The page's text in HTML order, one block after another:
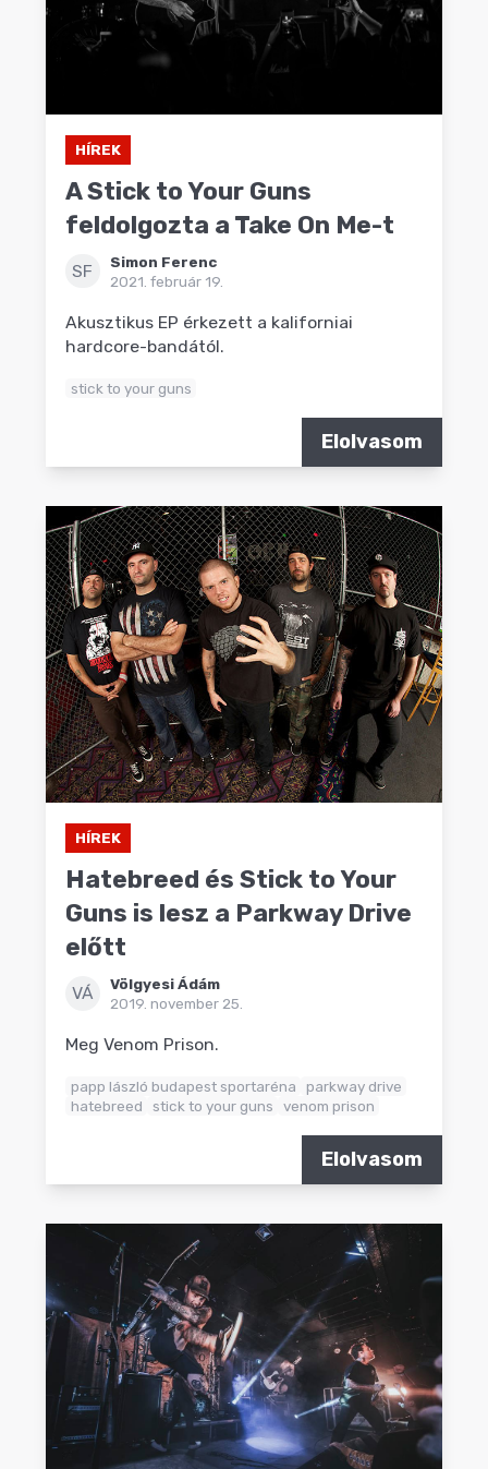
HÍREK
A Stick to Your Guns
feldolgozta a Take On Me-t
SF
Simon Ferenc
2021. február 19.
Akusztikus EP érkezett a kaliforniai
hardcore-bandától.
stick to your guns
Elolvasom
HÍREK
Hatebreed és Stick to Your
Guns is lesz a Parkway Drive
előtt
VÁ
Völgyesi Ádám
2019. november 25.
Meg Venom Prison.
papp lászló budapest sportaréna
parkway drive
hatebreed
stick to your guns venom prison
Elolvasom